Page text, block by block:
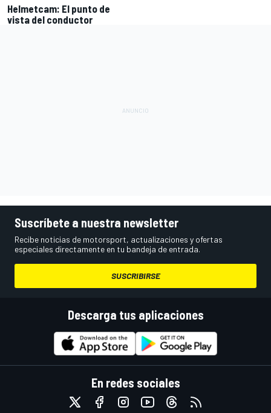
Helmetcam: El punto de
vista del conductor
Suscríbete a nuestra newsletter
Recibe noticias de motorsport, actualizaciones y ofertas
especiales directamente en tu bandeja de entrada.
SUSCRIBIRSE
Descarga tus aplicaciones
En redes sociales